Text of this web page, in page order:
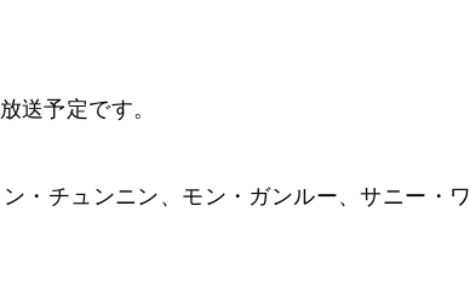
送予定です。
・チュンニン、モン・ガンルー、サニー・ワ